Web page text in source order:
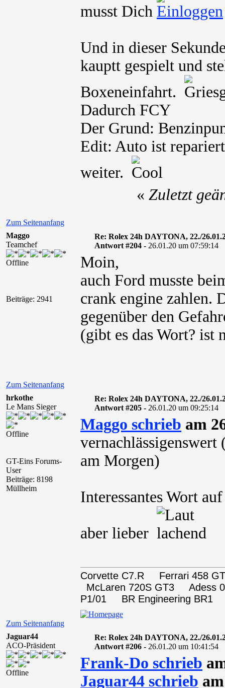
musst Dich
Und in dieser
kauptt gespielt und
Boxeneinfahrt.
Dadurch FCY
Der Grund:
Edit: Auto ist
weiter.
Zum Seitenanfang
« Zuletzt
Maggo
Teamchef
Offline
Beiträge: 2941
Re: Rolex 24h DAYTONA, 22./
Antwort #204 - 26.01.20 um 07:59:14
Moin,
auch Ford musste
crank engine zahlen.
gegenüber den
(gibt es das Wort? ist
Zum Seitenanfang
hrkothe
Le Mans Sieger
Offline
GT-Eins Forums-
User
Beiträge: 8198
Müllheim
Re: Rolex 24h DAYTONA, 22./
Antwort #205 - 26.01.20 um 09:25:14
Maggo schrieb am
vernachlässigenswert
am Morgen)
Interessantes Wort
aber lieber
Zum Seitenanfang
Corvette C7.R Ferrari 458
McLaren 720S GT3
P1/01 BR Engineering BR1
Jaguar44
ACO-Präsident
Offline
Re: Rolex 24h DAYTONA, 22./
Antwort #206 - 26.01.20 um 10:41:54
Frank-Do schrieb
Jaguar44 schrieb